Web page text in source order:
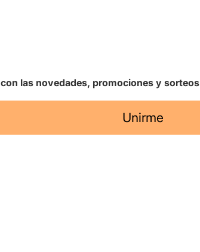
las novedades, promociones y sorteos
Unirme